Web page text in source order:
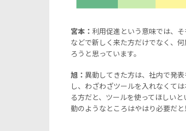
宮本： 利用促進という意味では、
などで新しく来た方だけでなく、
ろうと思っています。
旭： 異動してきた方は、社内で発
し、わざわざツールを入れなくて
る方だと、ツールを使ってほしい
動のようなところはやはり必要だと